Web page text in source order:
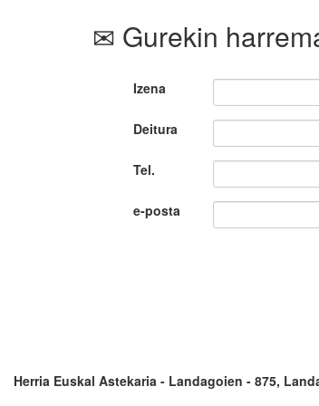
Gurekin
Izena
Deitura
Tel.
e-posta
Herria Euskal Astekaria - Landagoien - 875,